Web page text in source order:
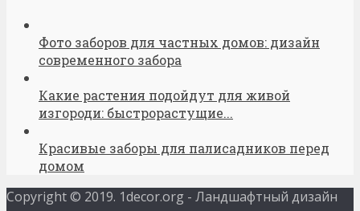
Фото заборов для частных домов: дизайн
современного забора
Какие растения подойдут для живой
изгороди: быстрорастущие...
Красивые заборы для палисадников перед
домом
Copyright © 2019. 1decor.org - Ландшафтный дизайн